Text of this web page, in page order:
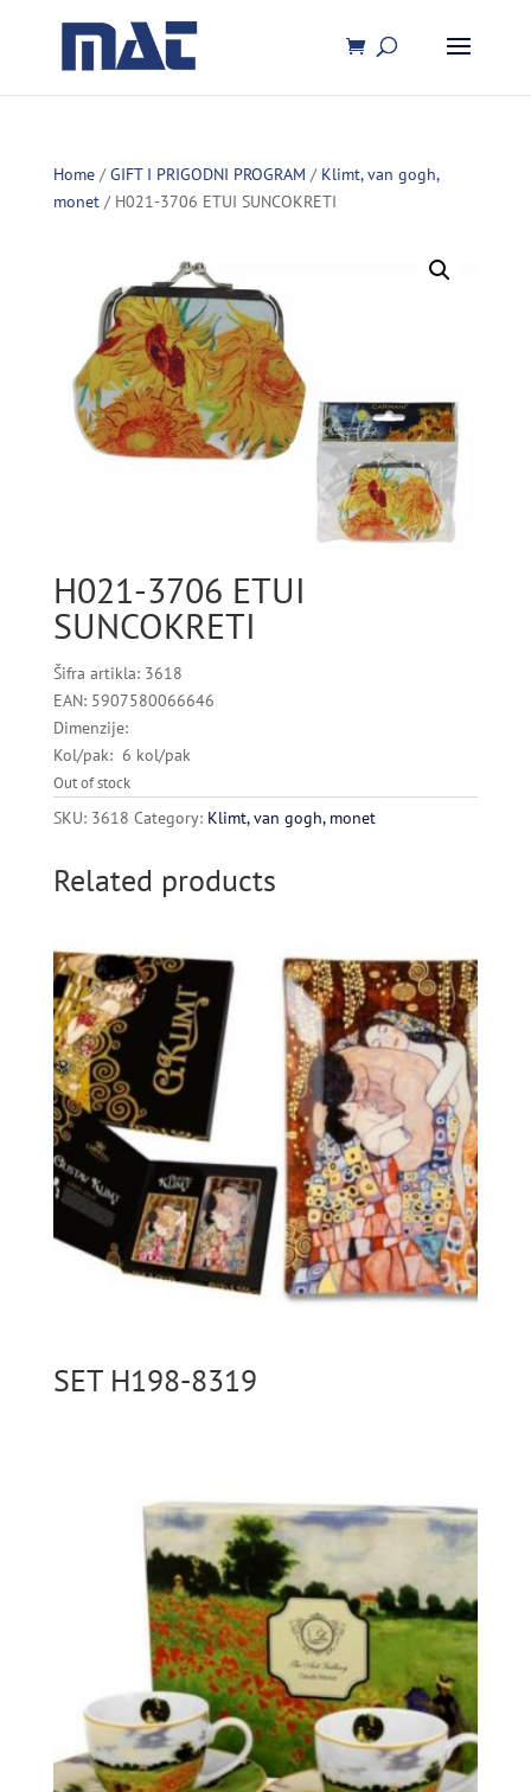
Home/GIFT I PRIGODNI PROGRAM / Klimt, van gogh,
monet/ H021-3706 ETUI SUNCOKRETI
H021-3706 ETUI
SUNCOKRETI
Šifra artikla: 3618
EAN: 5907580066646
Dimenzije:
Kol/pak: 6 kol/pak
Out of stock
SKU: 3618 Category: Klimt, van gogh, monet
Related products
SET H198-8319